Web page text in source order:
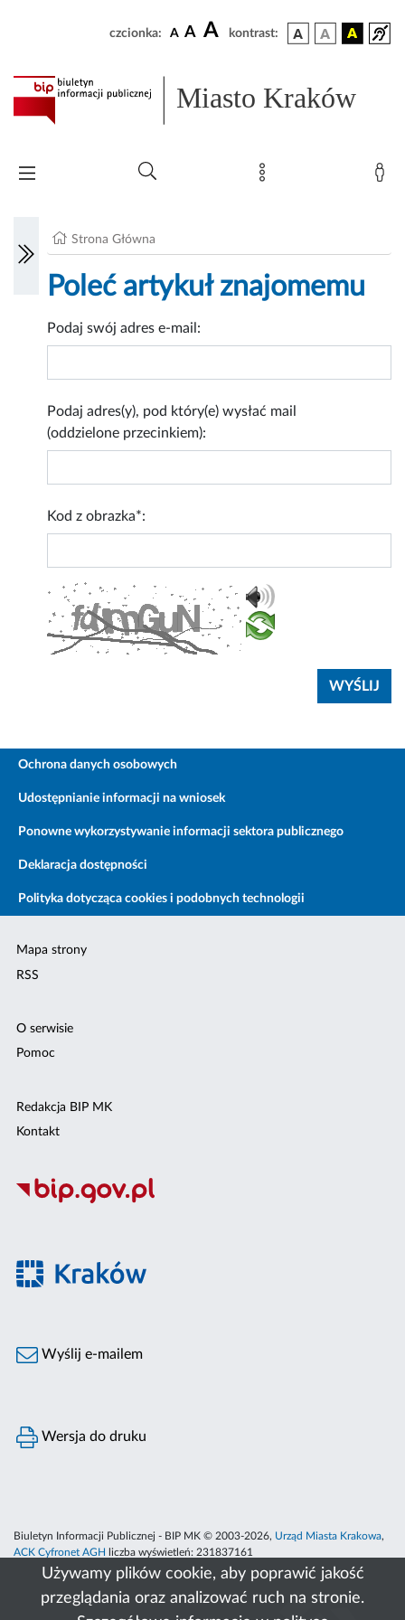
Używamy plików cookie, aby poprawić jakość
przeglądania oraz analizować ruch na stronie.
czcionka: A A A kontrast:
Miasto Kraków
Strona Główna
Poleć artykuł znajomemu
Podaj swój adres e-mail:
Podaj adres(y), pod który(e) wysłać mail
(oddzielone przecinkiem):
Kod z obrazka*:
Ochrona danych osobowych
Udostępnianie informacji na wniosek
Ponowne wykorzystywanie informacji sektora publicznego
Deklaracja dostępności
Polityka dotycząca cookies i podobnych technologii
Mapa strony
RSS
O serwisie
Pomoc
Redakcja BIP MK
Kontakt
Wyślij e-mailem
Wersja do druku
Biuletyn Informacji Publicznej - BIP MK © 2003-2026, Urząd Miasta Krakowa,
ACK Cyfronet AGH
liczba wyświetleń: 231837161